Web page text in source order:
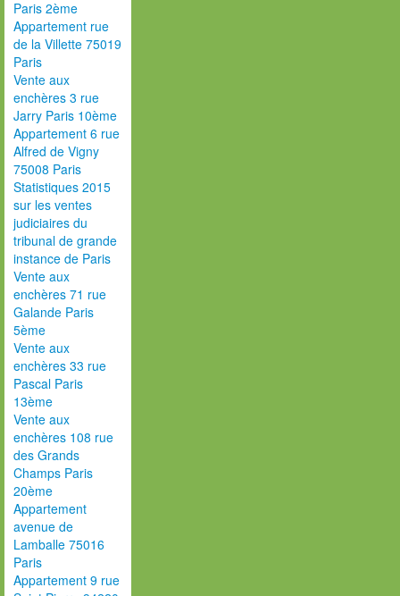
Paris 2ème
Appartement rue
de la Villette 75019
Paris
Vente aux
enchères 3 rue
Jarry Paris 10ème
Appartement 6 rue
Alfred de Vigny
75008 Paris
Statistiques 2015
sur les ventes
judiciaires du
tribunal de grande
instance de Paris
Vente aux
enchères 71 rue
Galande Paris
5ème
Vente aux
enchères 33 rue
Pascal Paris
13ème
Vente aux
enchères 108 rue
des Grands
Champs Paris
20ème
Appartement
avenue de
Lamballe 75016
Paris
Appartement 9 rue